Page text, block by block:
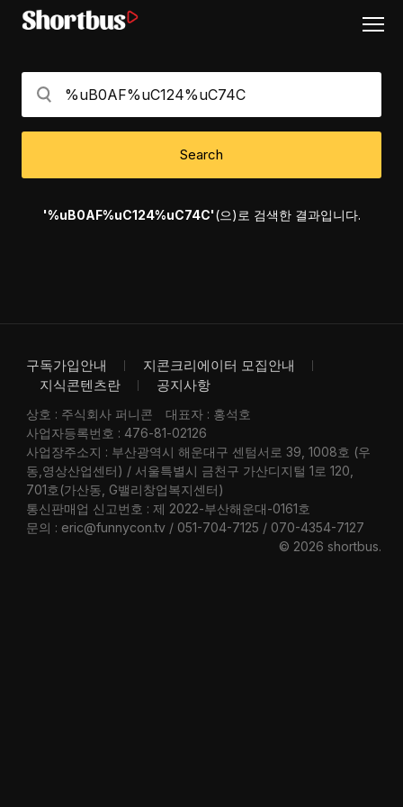
Search
'%uB0AF%uC124%uC74C'(으)로 검색한 결과입니다.
구독가입안내
지콘크리에이터 모집안내
지식콘텐츠란
공지사항
상호 : 주식회사 퍼니콘
대표자 : 홍석호
사업자등록번호 : 476-81-02126
사업장주소지 : 부산광역시 해운대구 센텀서로 39, 1008호 (우
동,영상산업센터) / 서울특별시 금천구 가산디지털 1로 120,
701호(가산동, G밸리창업복지센터)
통신판매업 신고번호 : 제 2022-부산해운대-0161호
문의 : eric@funnycon.tv / 051-704-7125 / 070-4354-7127
© 2026 shortbus.